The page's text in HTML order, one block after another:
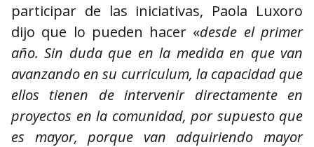
participar de las iniciativas, Paola Luxoro
dijo que lo pueden hacer «desde el primer
año. Sin duda que en la medida en que van
avanzando en su curriculum, la capacidad que
ellos tienen de intervenir directamente en
proyectos en la comunidad, por supuesto que
es mayor, porque van adquiriendo mayor